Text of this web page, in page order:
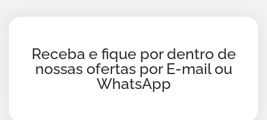
Receba e fique por dentro de
nossas ofertas por E-mail ou
WhatsApp